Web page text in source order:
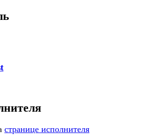
странице исполнителя